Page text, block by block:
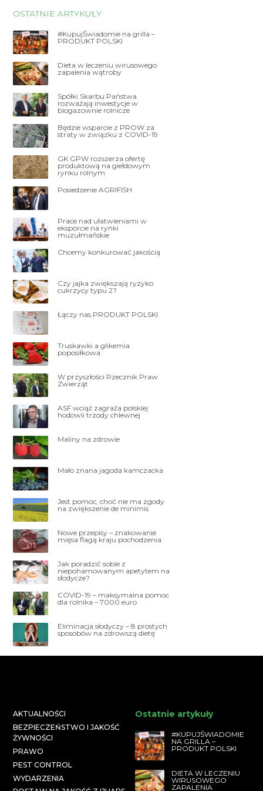
OSTATNIE ARTYKUŁY
#KupujŚwiadomie na grilla –
PRODUKT POLSKI
Dieta w leczeniu wirusowego
zapalenia wątroby
Spółki Skarbu Państwa
rozważają inwestycje w
biogazownie rolnicze
Będzie wsparcie z PROW za
straty w związku z COVID-19
GK GPW rozszerza ofertę
produktową na giełdowym
rynku rolnym
Posiedzenie AGRIFISH
Prace nad ułatwieniami w
eksporcie na rynki
muzułmańskie
Chcemy konkurować jakością
Czy jajka zwiększają ryzyko
cukrzycy typu 2?
Łączy nas PRODUKT POLSKI
Truskawki a glikemia
poposiłkowa
W przyszłości Rzecznik Praw
Zwierząt
ASF wciąż zagraża polskiej
hodowli trzody chlewnej
Maliny na zdrowie
Mało znana jagoda kamczacka
Jest pomoc, choć nie ma zgody
na zwiększenie de minimis
Nowe przepisy – znakowanie
mięsa flagą kraju pochodzenia
Jak poradzić sobie z
niepohamowanym apetytem na
słodycze?
COVID-19 – maksymalna pomoc
dla rolnika – 7000 euro
Eliminacja słodyczy – 8 prostych
sposobów na zdrowszą dietę
AKTUALNOŚCI
BEZPIECZEŃSTWO I JAKOŚĆ
ŻYWNOŚCI
PRAWO
PEST CONTROL
WYDARZENIA
Ostatnie artykuły
#KUPUJŚWIADOMIE
NA GRILLA –
PRODUKT POLSKI
DIETA W LECZENIU
WIRUSOWEGO
ZAPALENIA